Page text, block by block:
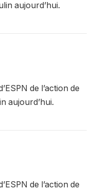
aujourd’hui.
de l’action de
aujourd’hui.
de l’action de